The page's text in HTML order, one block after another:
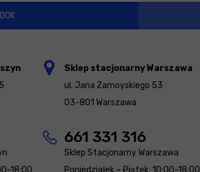
Sklep stacjonarny Warszawa
ul. Jana Zamoyskiego 53
03-801 Warszawa
661 331 316
Sklep Stacjonarny Warszawa